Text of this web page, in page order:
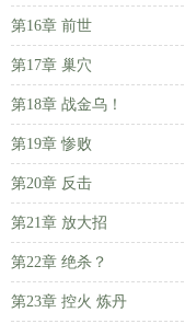
第16章 前世
第17章 巢穴
第18章 战金乌！
第19章 惨败
第20章 反击
第21章 放大招
第22章 绝杀？
第23章 控火 炼丹